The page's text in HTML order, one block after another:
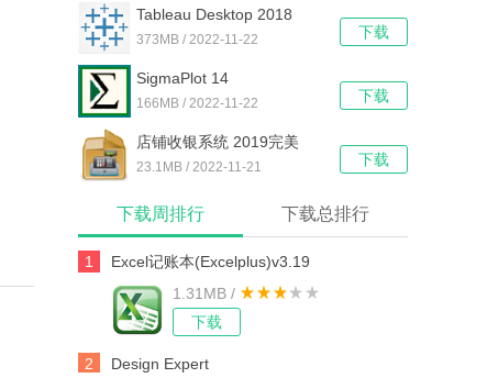
下载
Tableau Desktop 2018
373MB / 2022-11-22
下载
SigmaPlot 14
166MB / 2022-11-22
下载
店铺收银系统 2019完美
v13.0
23.1MB / 2022-11-21
下载周排行 下载总排行
1
Excel记账本(Excelplus)v3.19
1.31MB /
下载
2 Design Expert